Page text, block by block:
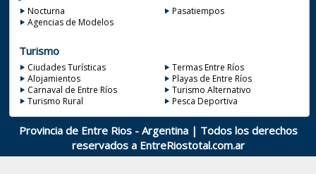
Nocturna
Pasatiempos
Agencias de Modelos
Turismo
Ciudades Turísticas
Termas Entre Ríos
Alojamientos
Playas de Entre Ríos
Carnaval de Entre Ríos
Turismo Alternativo
Turismo Rural
Pesca Deportiva
Provincia de Entre Rios - Argentina | Todos los derechos
reservados a EntreRiostotal.com.ar